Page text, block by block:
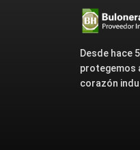
Desde hace
protegemos
corazón